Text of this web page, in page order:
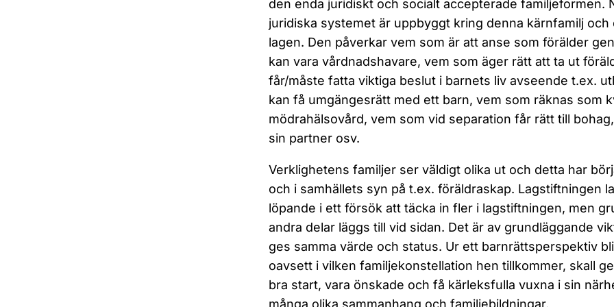
den enda juridiskt och socialt accepterade familjeformen.
juridiska systemet är uppbyggt kring denna kärnfamilj och
lagen. Den påverkar vem som är att anse som förälder
kan vara vårdnadshavare, vem som äger rätt att ta ut
får/måste fatta viktiga beslut i barnets liv avseende t.ex.
kan få umgängesrätt med ett barn, vem som räknas som
mödrahälsovård, vem som vid separation får rätt till
sin partner osv.
Verklighetens familjer ser väldigt olika ut och detta har
och i samhällets syn på t.ex. föräldraskap. Lagstiftningen
löpande i ett försök att täcka in fler i lagstiftningen, men
andra delar läggs till vid sidan. Det är av grundläggande
ges samma värde och status. Ur ett barnrättsperspektiv
oavsett i vilken familjekonstellation hen tillkommer, skall
bra start, vara önskade och få kärleksfulla vuxna i sin
många olika sammanhang och familjebildningar.